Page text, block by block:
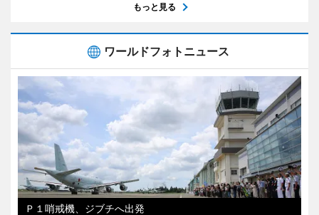
もっと見る
ワールドフォトニュース
Ｐ１哨戒機、ジブチへ出発